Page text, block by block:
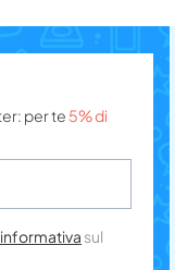
per te 5% di
sul